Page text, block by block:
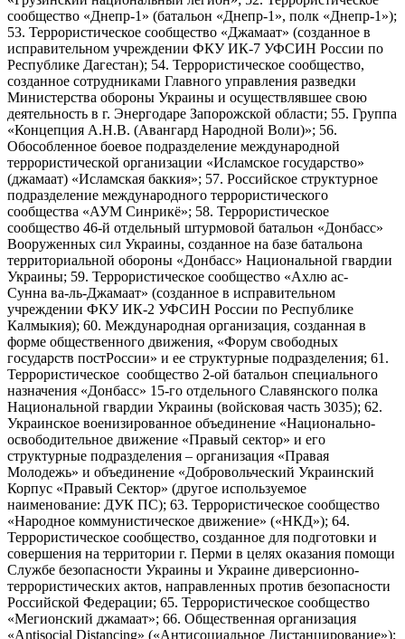
сообщество «Днепр-1» (батальон «Днепр-1», полк «Днепр-1»);
53. Террористическое сообщество «Джамаат» (созданное в
исправительном учреждении ФКУ ИК-7 УФСИН России по
Республике Дагестан); 54. Террористическое сообщество,
созданное сотрудниками Главного управления разведки
Министерства обороны Украины и осуществлявшее свою
деятельность в г. Энергодаре Запорожской области; 55. Группа
«Концепция А.Н.В. (Авангард Народной Воли)»; 56.
Обособленное боевое подразделение международной
террористической организации «Исламское государство»
(джамаат) «Исламская баккия»; 57. Российское структурное
подразделение международного террористического
сообщества «АУМ Синрикё»; 58. Террористическое
сообщество 46-й отдельный штурмовой батальон «Донбасс»
Вооруженных сил Украины, созданное на базе батальона
территориальной обороны «Донбасс» Национальной гвардии
Украины; 59. Террористическое сообщество «Ахлю ас-
Сунна ва-ль-Джамаат» (созданное в исправительном
учреждении ФКУ ИК-2 УФСИН России по Республике
Калмыкия); 60. Международная организация, созданная в
форме общественного движения, «Форум свободных
государств постРоссии» и ее структурные подразделения; 61.
Террористическое сообщество 2-ой батальон специального
назначения «Донбасс» 15-го отдельного Славянского полка
Национальной гвардии Украины (войсковая часть 3035); 62.
Украинское военизированное объединение «Национально-
освободительное движение «Правый сектор» и его
структурные подразделения – организация «Правая
Молодежь» и объединение «Добровольческий Украинский
Корпус «Правый Сектор» (другое используемое
наименование: ДУК ПС); 63. Террористическое сообщество
«Народное коммунистическое движение» («НКД»); 64.
Террористическое сообщество, созданное для подготовки и
совершения на территории г. Перми в целях оказания помощи
Службе безопасности Украины и Украине диверсионно-
террористических актов, направленных против безопасности
Российской Федерации; 65. Террористическое сообщество
«Мегионский джамаат»; 66. Общественная организация
«Antisocial Distancing» («Антисоциальное Дистанцирование»);